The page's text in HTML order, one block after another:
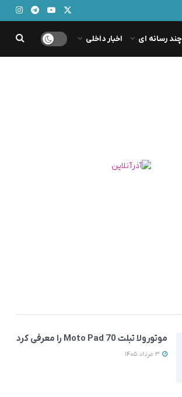
چند رسانه ای اخبار داخلی
موتورولا تبلت Moto Pad 70 را معرفی کرد